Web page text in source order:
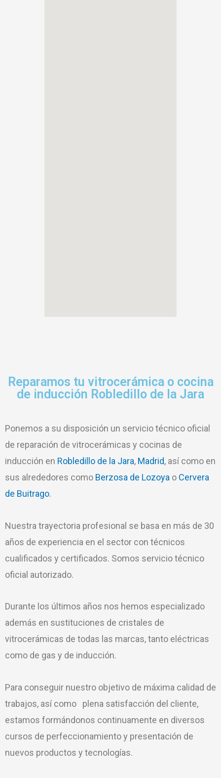
Reparamos tu vitrocerámica o cocina
de inducción Robledillo de la Jara
Ponemos a su disposición un servicio técnico oficial
de reparación de vitrocerámicas y cocinas de
inducción en Robledillo de la Jara, Madrid, así como en
sus alrededores como Berzosa de Lozoya o Cervera
de Buitrago.
Nuestra trayectoria profesional se basa en más de 30
años de experiencia en el sector con técnicos
cualificados y certificados. Somos servicio técnico
oficial autorizado.
Durante los últimos años nos hemos especializado
además en sustituciones de cristales de
vitrocerámicas de todas las marcas, tanto eléctricas
como de gas y de inducción.
Para conseguir nuestro objetivo de máxima calidad de
trabajos, así como plena satisfacción del cliente,
estamos formándonos continuamente en diversos
cursos de perfeccionamiento y presentación de
nuevos productos y tecnologías.